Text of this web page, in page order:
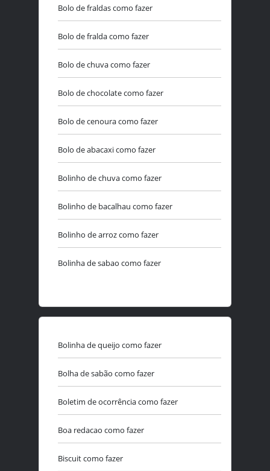
Bolo de fraldas como fazer
Bolo de fralda como fazer
Bolo de chuva como fazer
Bolo de chocolate como fazer
Bolo de cenoura como fazer
Bolo de abacaxi como fazer
Bolinho de chuva como fazer
Bolinho de bacalhau como fazer
Bolinho de arroz como fazer
Bolinha de sabao como fazer
Bolinha de queijo como fazer
Bolha de sabão como fazer
Boletim de ocorrência como fazer
Boa redacao como fazer
Biscuit como fazer